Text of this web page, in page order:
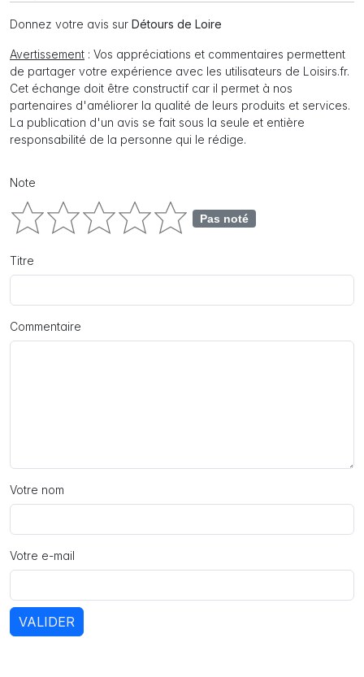
Donnez votre avis sur Détours de Loire
Avertissement : Vos appréciations et commentaires permettent
de partager votre expérience avec les utilisateurs de Loisirs.fr.
Cet échange doit être constructif car il permet à nos
partenaires d'améliorer la qualité de leurs produits et services.
La publication d'un avis se fait sous la seule et entière
responsabilité de la personne qui le rédige.
Note
Pas noté
Titre
Commentaire
Votre nom
Votre e-mail
VALIDER